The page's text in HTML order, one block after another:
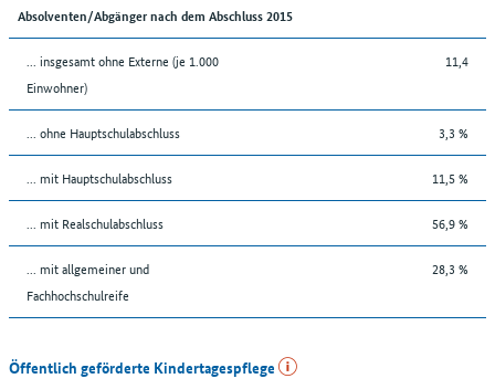
Absolventen/Abgänger nach dem Abschluss 2015
... insgesamt ohne Externe (je 1.000
Einwohner)
11,4
... ohne Hauptschulabschluss 3,3 %
... mit Hauptschulabschluss 11,5 %
... mit Realschulabschluss 56,9 %
... mit allgemeiner und
Fachhochschulreife
28,3 %
Öffentlich geförderte Kindertagespflege